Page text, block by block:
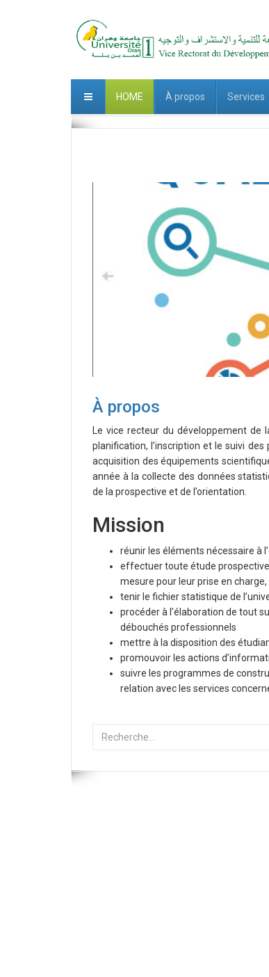
HOME À propos Services
À propos
Le vice recteur du développement de
planification, l’inscription et le suivi
acquisition des équipements
année à la collecte des données
de la prospective et de l’orientation.
Mission
réunir les éléments nécessaire à
effectuer toute étude
mesure pour leur prise en
tenir le fichier statistique de
procéder à l’élaboration de tout
débouchés professionnels
mettre à la disposition des
promouvoir les actions
suivre les programmes de
relation avec les services
Rechercher